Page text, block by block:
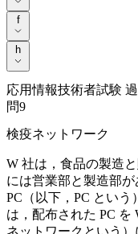
f f
h h
応用情報技術者試験
問9
検疫ネットワーク
W 社は，食品の製造
には営業部と製造部
PC（以下，PC という
は，配布された PC